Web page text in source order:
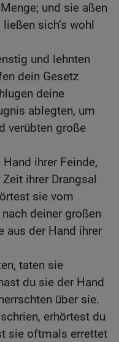
und sie aßen
sich’s wohl
und lehnten
dein Gesetz
deine
ablegten, um
verübten große
ihrer Feinde,
ihrer Drangsal
sie vom
deiner großen
aus der Hand ihrer
taten sie
du sie der Hand
über sie.
erhörtest du
sie oftmals errettet